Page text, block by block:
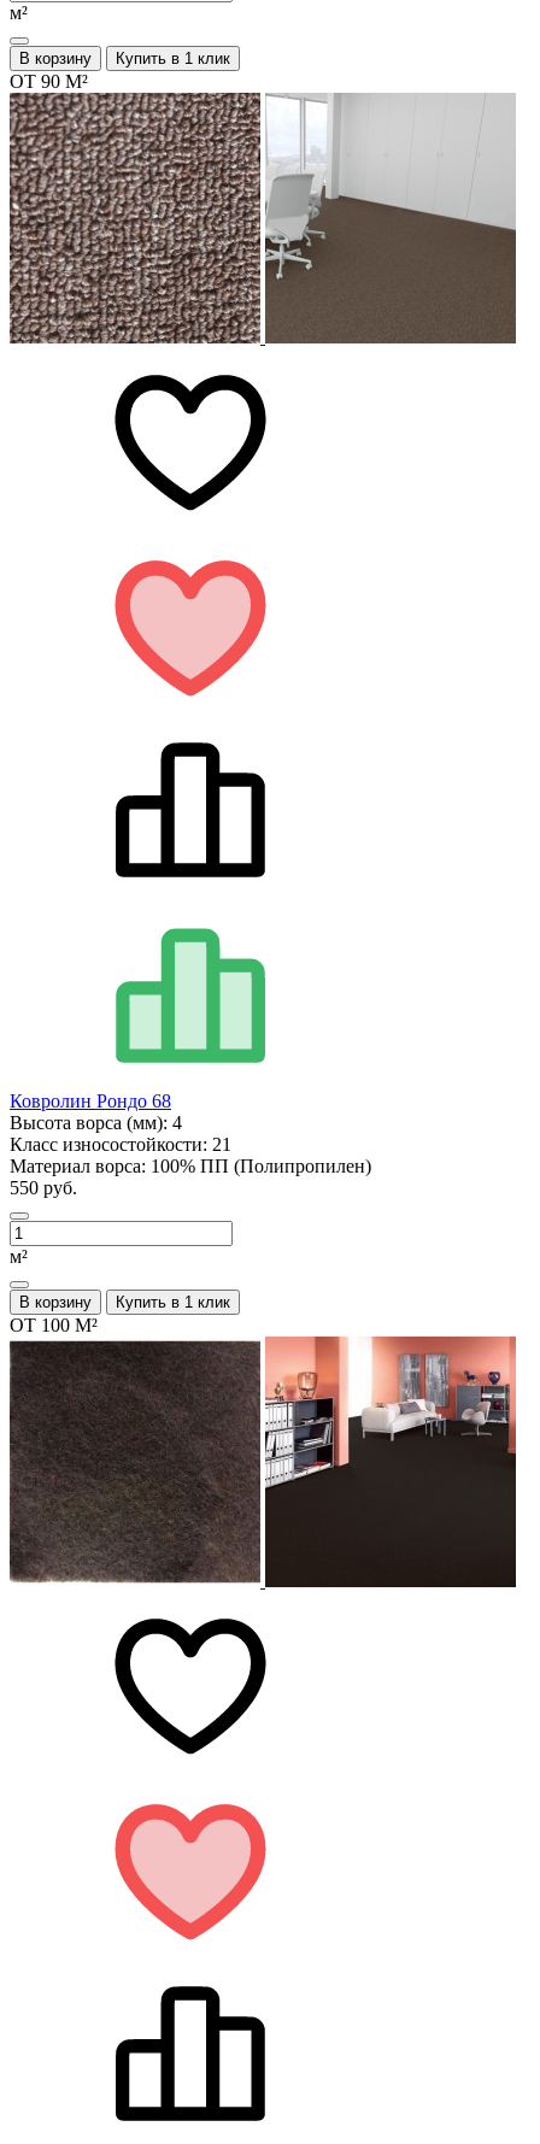
м²
В корзину Купить в 1 клик
ОТ 90 М²
Ковролин Рондо 68
Высота ворса (мм): 4
Класс износостойкости: 21
Материал ворса: 100% ПП (Полипропилен)
550 руб.
м²
В корзину Купить в 1 клик
ОТ 100 М²